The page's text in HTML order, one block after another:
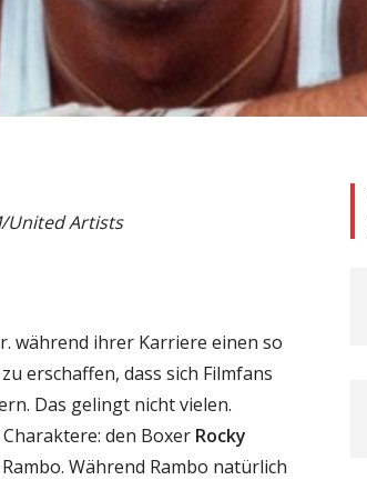
United Artists
während ihrer Karriere einen so
erschaffen, dass sich Filmfans
Das gelingt nicht vielen.
den Boxer Rocky
Während Rambo natürlich